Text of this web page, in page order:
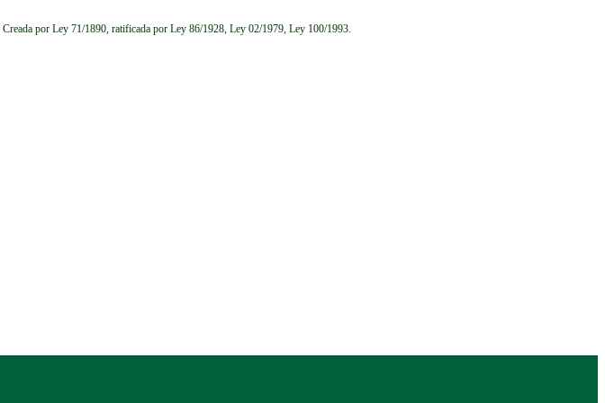
Creada por Ley 71/1890, ratificada por Ley 86/1928, Ley 02/1979, Ley 100/1993.